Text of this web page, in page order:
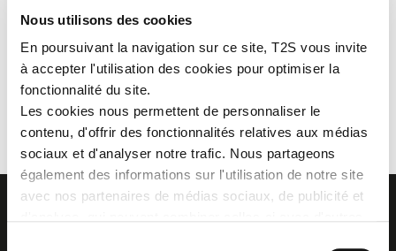
Nous utilisons des cookies
En poursuivant la navigation sur ce site, T2S vous invite
à accepter l'utilisation des cookies pour optimiser la
fonctionnalité du site.
Les cookies nous permettent de personnaliser le
contenu, d'offrir des fonctionnalités relatives aux médias
sociaux et d'analyser notre trafic. Nous partageons
également des informations sur l'utilisation de notre site
avec nos partenaires de médias sociaux, de publicité et
VALKYRIE PARKA